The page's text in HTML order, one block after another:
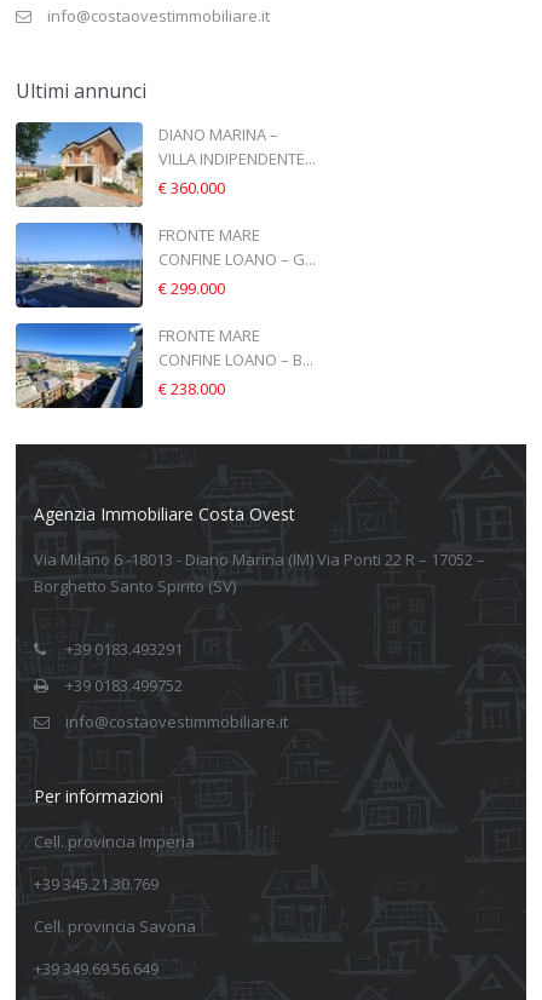
info@costaovestimmobiliare.it
Ultimi annunci
DIANO MARINA –
VILLA INDIPENDENTE...
€ 360.000
FRONTE MARE
CONFINE LOANO – G...
€ 299.000
FRONTE MARE
CONFINE LOANO – B...
€ 238.000
Agenzia Immobiliare Costa Ovest
Via Milano 6 -18013 - Diano Marina (IM) Via Ponti 22 R – 17052 –
Borghetto Santo Spirito (SV)
+39 0183.493291
+39 0183.499752
info@costaovestimmobiliare.it
Per informazioni
Cell. provincia Imperia
+39 345.21.30.769
Cell. provincia Savona
+39 349.69.56.649